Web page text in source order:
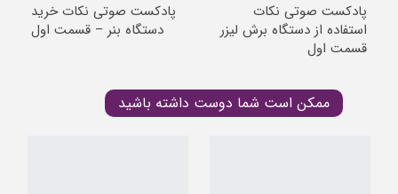
پادکست صوتی نکات
استفاده از دستگاه برش لیزر
قسمت اول
پادکست صوتی نکات خرید
دستگاه بنر – قسمت اول
ممکن است شما دوست داشته باشید